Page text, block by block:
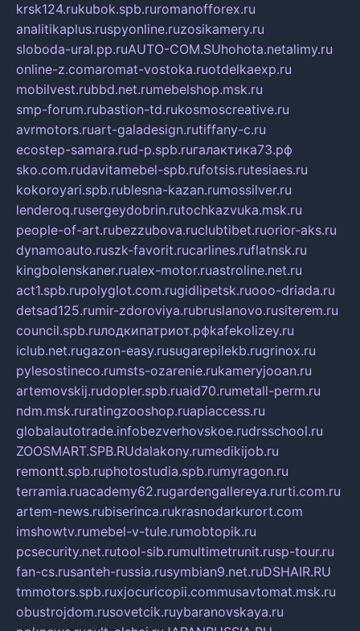
krsk124.rukubok.spb.ruromanofforex.ru
analitikaplus.ruspyonline.ruzosikamery.ru
sloboda-ural.pp.ruAUTO-COM.SUhohota.netalimy.ru
online-z.comaromat-vostoka.ruotdelkaexp.ru
mobilvest.rubbd.net.rumebelshop.msk.ru
smp-forum.rubastion-td.rukosmoscreative.ru
avrmotors.ruart-galadesign.rutiffany-c.ru
ecostep-samara.rud-p.spb.ruгалактика73.рф
sko.com.rudavitamebel-spb.rufotsis.rutesiaes.ru
kokoroyari.spb.rublesna-kazan.rumossilver.ru
lenderoq.rusergeydobrin.rutochkazvuka.msk.ru
people-of-art.rubezzubova.ruclubtibet.ruorior-aks.ru
dynamoauto.ruszk-favorit.rucarlines.ruflatnsk.ru
kingbolenskaner.rualex-motor.ruastroline.net.ru
act1.spb.rupolyglot.com.rugidlipetsk.ruooo-driada.ru
detsad125.rumir-zdoroviya.rubruslanovo.rusiterem.ru
council.spb.ruлодкипатриот.рфkafekolizey.ru
iclub.net.rugazon-easy.rusugarepilekb.rugrinox.ru
pylesostineco.rumsts-ozarenie.rukameryjooan.ru
artemovskij.rudopler.spb.ruaid70.rumetall-perm.ru
ndm.msk.ruratingzooshop.ruapiaccess.ru
globalautotrade.infobezverhovskoe.rudrsschool.ru
ZOOSMART.SPB.RUdalakony.rumedikijob.ru
remontt.spb.ruphotostudia.spb.rumyragon.ru
terramia.ruacademy62.rugardengallereya.rurti.com.ru
artem-news.rubiserinca.rukrasnodarkurort.com
imshowtv.rumebel-v-tule.rumobtopik.ru
pcsecurity.net.rutool-sib.rumultimetrunit.rusp-tour.ru
fan-cs.rusanteh-russia.rusymbian9.net.ruDSHAIR.RU
tmmotors.spb.ruxjocuricopii.commusavtomat.msk.ru
obustrojdom.rusovetcik.ruybaranovskaya.ru